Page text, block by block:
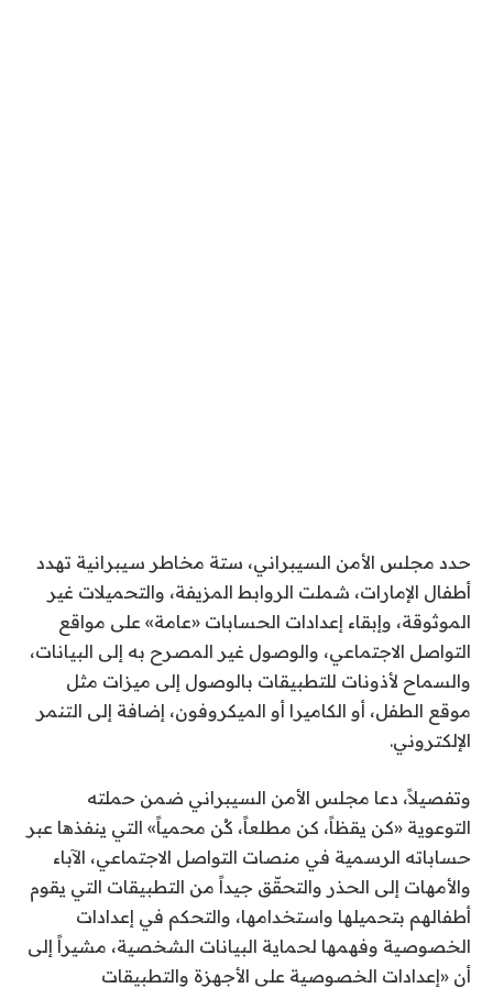
حدد مجلس الأمن السيبراني، ستة مخاطر سيبرانية تهدد
أطفال الإمارات، شملت الروابط المزيفة، والتحميلات غير
الموثوقة، وإبقاء إعدادات الحسابات «عامة» على مواقع
التواصل الاجتماعي، والوصول غير المصرح به إلى البيانات،
والسماح لأذونات للتطبيقات بالوصول إلى ميزات مثل
موقع الطفل، أو الكاميرا أو الميكروفون، إضافة إلى التنمر
الإلكتروني.
وتفصيلاً، دعا مجلس الأمن السيبراني ضمن حملته
التوعوية «كن يقظاً، كن مطلعاً، كُن محمياً» التي ينفذها عبر
حساباته الرسمية في منصات التواصل الاجتماعي، الآباء
والأمهات إلى الحذر والتحقّق جيداً من التطبيقات التي يقوم
أطفالهم بتحميلها واستخدامها، والتحكم في إعدادات
الخصوصية وفهمها لحماية البيانات الشخصية، مشيراً إلى
أن «إعدادات الخصوصية على الأجهزة والتطبيقات